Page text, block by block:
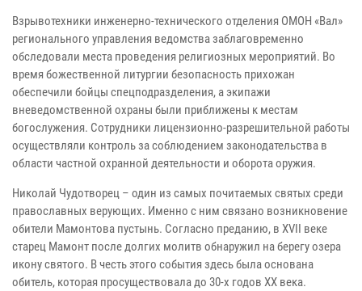
Взрывотехники инженерно-технического отделения ОМОН «Вал»
регионального управления ведомства заблаговременно
обследовали места проведения религиозных мероприятий. Во
время божественной литургии безопасность прихожан
обеспечили бойцы спецподразделения, а экипажи
вневедомственной охраны были приближены к местам
богослужения. Сотрудники лицензионно-разрешительной работы
осуществляли контроль за соблюдением законодательства в
области частной охранной деятельности и оборота оружия.
Николай Чудотворец – один из самых почитаемых святых среди
православных верующих. Именно с ним связано возникновение
обители Мамонтова пустынь. Согласно преданию, в XVII веке
старец Мамонт после долгих молитв обнаружил на берегу озера
икону святого. В честь этого события здесь была основана
обитель, которая просуществовала до 30-х годов XX века.